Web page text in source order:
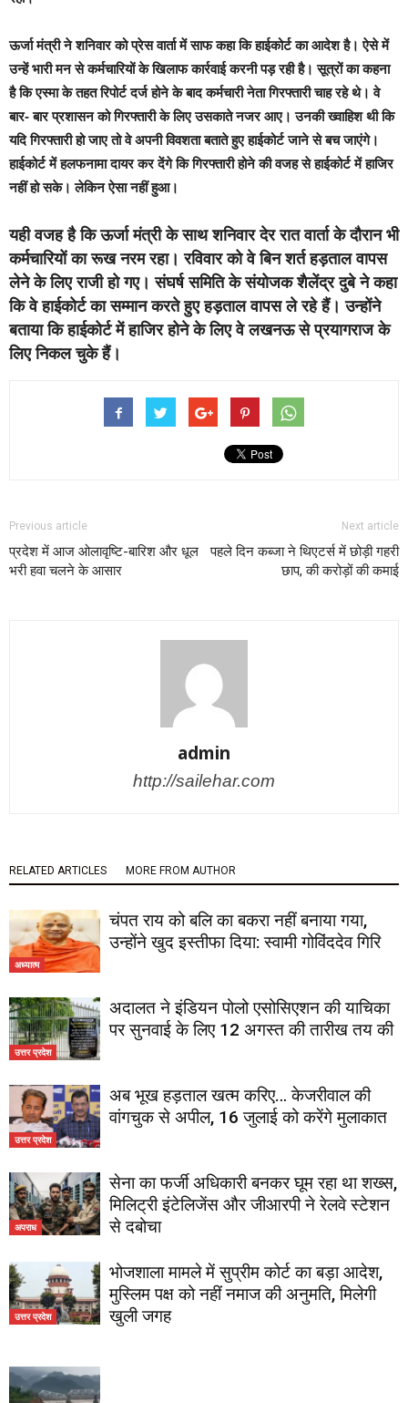
ऊर्जा मंत्री ने शनिवार को प्रेस वार्ता में साफ कहा कि हाईकोर्ट का आदेश है। ऐसे में
उन्हें भारी मन से कर्मचारियों के खिलाफ कार्रवाई करनी पड़ रही है। सूत्रों का कहना
है कि एस्मा के तहत रिपोर्ट दर्ज होने के बाद कर्मचारी नेता गिरफ्तारी चाह रहे थे। वे
बार- बार प्रशासन को गिरफ्तारी के लिए उसकाते नजर आए। उनकी ख्वाहिश थी कि
यदि गिरफ्तारी हो जाए तो वे अपनी विवशता बताते हुए हाईकोर्ट जाने से बच जाएंगे।
हाईकोर्ट में हलफनामा दायर कर देंगे कि गिरफ्तारी होने की वजह से हाईकोर्ट में हाजिर
नहीं हो सके। लेकिन ऐसा नहीं हुआ।
यही वजह है कि ऊर्जा मंत्री के साथ शनिवार देर रात वार्ता के दौरान भी
कर्मचारियों का रूख नरम रहा। रविवार को वे बिन शर्त हड़ताल वापस
लेने के लिए राजी हो गए। संघर्ष समिति के संयोजक शैलेंद्र दुबे ने कहा
कि वे हाईकोर्ट का सम्मान करते हुए हड़ताल वापस ले रहे हैं। उन्होंने
बताया कि हाईकोर्ट में हाजिर होने के लिए वे लखनऊ से प्रयागराज के
लिए निकल चुके हैं।
Previous article
प्रदेश में आज ओलावृष्टि-बारिश और धूल
भरी हवा चलने के आसार
Next article
पहले दिन कब्जा ने थिएटर्स में छोड़ी गहरी
छाप, की करोड़ों की कमाई
admin
http://sailehar.com
RELATED ARTICLES MORE FROM AUTHOR
अध्यात्म
चंपत राय को बलि का बकरा नहीं बनाया गया,
उन्होंने खुद इस्तीफा दिया: स्वामी गोविंददेव गिरि
उत्तर प्रदेश
अदालत ने इंडियन पोलो एसोसिएशन की याचिका
पर सुनवाई के लिए 12 अगस्त की तारीख तय की
उत्तर प्रदेश
अब भूख हड़ताल खत्म करिए… केजरीवाल की
वांगचुक से अपील, 16 जुलाई को करेंगे मुलाकात
अपराध
सेना का फर्जी अधिकारी बनकर घूम रहा था शख्स,
मिलिट्री इंटेलिजेंस और जीआरपी ने रेलवे स्टेशन
से दबोचा
उत्तर प्रदेश
भोजशाला मामले में सुप्रीम कोर्ट का बड़ा आदेश,
मुस्लिम पक्ष को नहीं नमाज की अनुमति, मिलेगी
खुली जगह